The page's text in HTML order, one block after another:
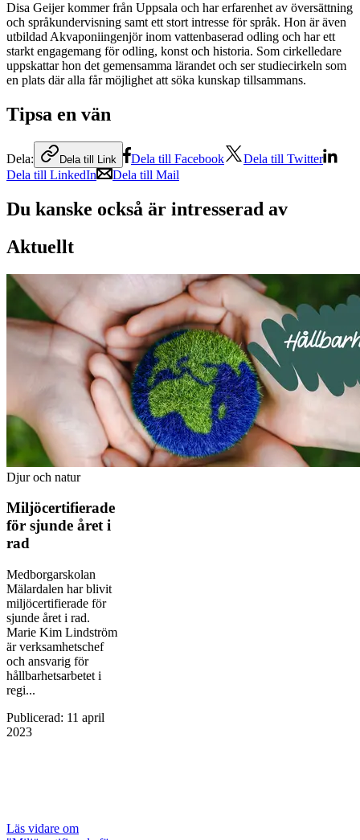
Disa Geijer kommer från Uppsala och har erfarenhet av översättning
och språkundervisning samt ett stort intresse för språk. Hon är även
utbildad Akvaponiingenjör inom vattenbaserad odling och har ett
starkt engagemang för odling, konst och historia. Som cirkelledare
uppskattar hon det gemensamma lärandet och ser studiecirkeln som
en plats där alla får möjlighet att söka kunskap tillsammans.
Tipsa en vän
Dela: Dela till Link Dela till Facebook
Dela till Twitter
Dela till LinkedIn
Dela till Mail
Du kanske också är intresserad av
Aktuellt
Djur och natur
Miljöcertifierade
för sjunde året i
rad
Medborgarskolan
Mälardalen har blivit
miljöcertifierade för
sjunde året i rad.
Marie Kim Lindström
är verksamhetschef
och ansvarig för
hållbarhetsarbetet i
regi...
Publicerad: 11 april
2023
Läs vidare om